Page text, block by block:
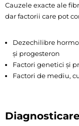
Cauzele exacte ale
dar factorii care pot
Dezechilibre
și progesteron
Factori genetici și
Factori de mediu,
Diagnosticare